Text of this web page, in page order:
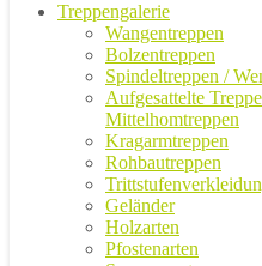
Treppengalerie
Wangentreppen
Bolzentreppen
Spindeltreppen /
Aufgesattelte
Mittelhomtreppen
Kragarmtreppen
Rohbautreppen
Geländer
Holzarten
Pfostenarten